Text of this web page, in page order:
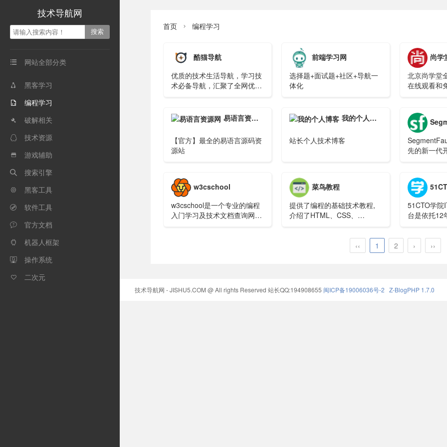
技术导航网
 网站全部分类
 黑客学习
 编程学习
 破解相关
 技术资源
 游戏辅助
 搜索引擎
 黑客工具
 软件工具
 官方文档
 机器人框架
 操作系统
 二次元
首页  编程学习
酷猫导航
优质的技术生活导航，学习技
术必备导航，汇聚了全网优质
前端学习网
选择题+面试题+社区+导航一
体化
尚学
北京尚学堂
在线观看和
到你理想中
频。
易语言资源网
【官方】最全的易语言源码资
源站
我的个人博客
站长个人技术博客
先的新一代
w3cschool
w3cschool是一个专业的编程
入门学习及技术文档查询网
菜鸟教程
提供了编程的基础技术教程,
介绍了HTML、CSS、
种编程语言的基础知识。 同时
本站中也提供了大量的在线实
51CTO学院
台是依托12
1000多位
万个自学式
考证等培训
‹‹ 1 2 › ››
技术导航网 - JISHU5.COM @ All rights Reserved 站长QQ:194908655 闽ICP备19006036号-2 Z-BlogPHP 1.7.0